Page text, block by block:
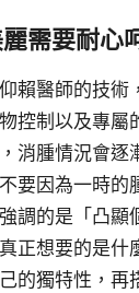
需要耐心
賴醫師的技
控制以及專
消腫情況會
要因為一時
調的是「凸
正想要的是
的獨特性，